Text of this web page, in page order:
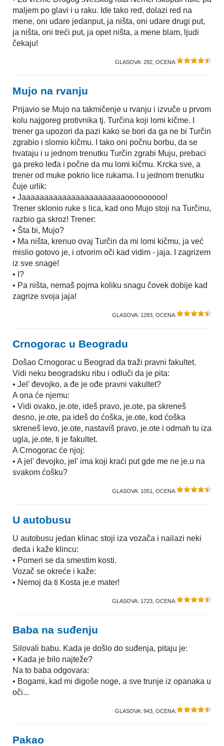
maljem po glavi i u raku. Ide tako red, dolazi red na
mene, oni udare jedanput, ja ništa, oni udare drugi put,
ja ništa, oni treći put, ja opet ništa, a mene blam, ljudi
čekaju!
GLASOVA: 292 , OCENA:
Mujo na rvanju
Prijavio se Mujo na takmičenje u rvanju i izvuče u prvom
kolu najgoreg protivnika tj. Turčina koji lomi kičme. I
trener ga upozori da pazi kako se bori da ga ne bi Turčin
zgrabio i slomio kičmu. I tako oni počnu borbu, da se
hvataju i u jednom trenutku Turčin zgrabi Muju, prebaci
ga preko leđa i počne da mu lomi kičmu. Krcka sve, a
trener od muke pokrio lice rukama. I u jednom trenutku
čuje urlik:
• Jaaaaaaaaaaaaaaaaaaaaaaaooooooooo!
Trener sklonio ruke s lica, kad ono Mujo stoji na Turčinu,
razbio ga skroz! Trener:
• Šta bi, Mujo?
• Ma ništa, krenuo ovaj Turčin da mi lomi kičmu, ja već
mislio gotovo je, i otvorim oči kad vidim - jaja. I zagrizem
iz sve snage!
• I?
• Pa ništa, nemaš pojma koliku snagu čovek dobije kad
zagrize svoja jaja!
GLASOVA: 1283 , OCENA:
Crnogorac u Beogradu
Došao Crnogorac u Beograd da traži pravni fakultet.
Vidi neku beogradsku ribu i odluči da je pita:
• Jel' đevojko, a đe je ođe pravni vakultet?
A ona će njemu:
• Vidi ovako, je.ote, ideš pravo, je.ote, pa skreneš
desno, je.ote, pa ideš do ćoška, je.ote, kod ćoška
skreneš levo, je.ote, nastaviš pravo, je.ote i odmah tu iza
ugla, je.ote, ti je fakultet.
A Crnogorac će njoj:
• A jel' đevojko, jel' ima koji kraći put gde me ne je.u na
svakom ćošku?
GLASOVA: 1051 , OCENA:
U autobusu
U autobusu jedan klinac stoji iza vozača i nailazi neki
deda i kaže klincu:
• Pomeri se da smestim kosti.
Vozač se okreće i kaže:
• Nemoj da ti Kosta je.e mater!
GLASOVA: 1723 , OCENA:
Baba na suđenju
Silovali babu. Kada je došlo do suđenja, pitaju je:
• Kada je bilo najteže?
Na to baba odgovara:
• Bogami, kad mi digoše noge, a sve trunje iz opanaka u
oči...
GLASOVA: 943 , OCENA:
Pakao